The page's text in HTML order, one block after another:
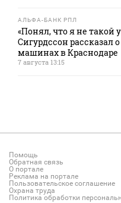
АЛЬФА-БАНК РПЛ
«Понял, что я не такой
Сигурдссон рассказал
машинах в Краснодаре
7 августа 13:15
Помощь
Обратная связь
О портале
Реклама на портале
Пользовательское соглашение
Охрана труда
Политика обработки